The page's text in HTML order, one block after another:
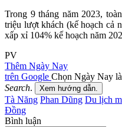
Trong 9 tháng năm 2023,
triệu lượt khách (kế hoạch cả
xấp xỉ 104% kế hoạch năm
PV
Thêm Ngày Nay
trên Google Chọn Ngày Nay
Search. Xem hướng dẫn.
Tà Năng Phan Dũng Du lịch
Đồng
Bình luận